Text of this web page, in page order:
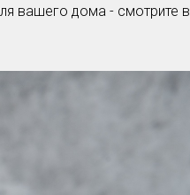
вашего дома - смотрите в